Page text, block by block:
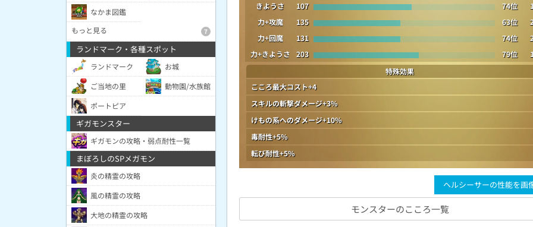
きようさ
107 74位
力+攻魔
135 63位
力+回魔
131 74位
力+きようさ
203 79位
特殊効果
こころ最大コスト+4
スキルの斬撃ダメージ+3%
けもの系へのダメージ+10%
毒耐性+5%
転び耐性+5%
ヘルシーサーの性能を画
モンスターのこころ一覧
なかま図鑑
もっと見る
7
ランドマーク・各種スポット
ランドマーク
お城
ご当地の里
動物園/水族館
ポートピア
ギガモンスター
ギガモンの攻略・弱点耐性一覧
まぼろしのSPメガモン
炎の精霊の攻略
風の精霊の攻略
大地の精霊の攻略